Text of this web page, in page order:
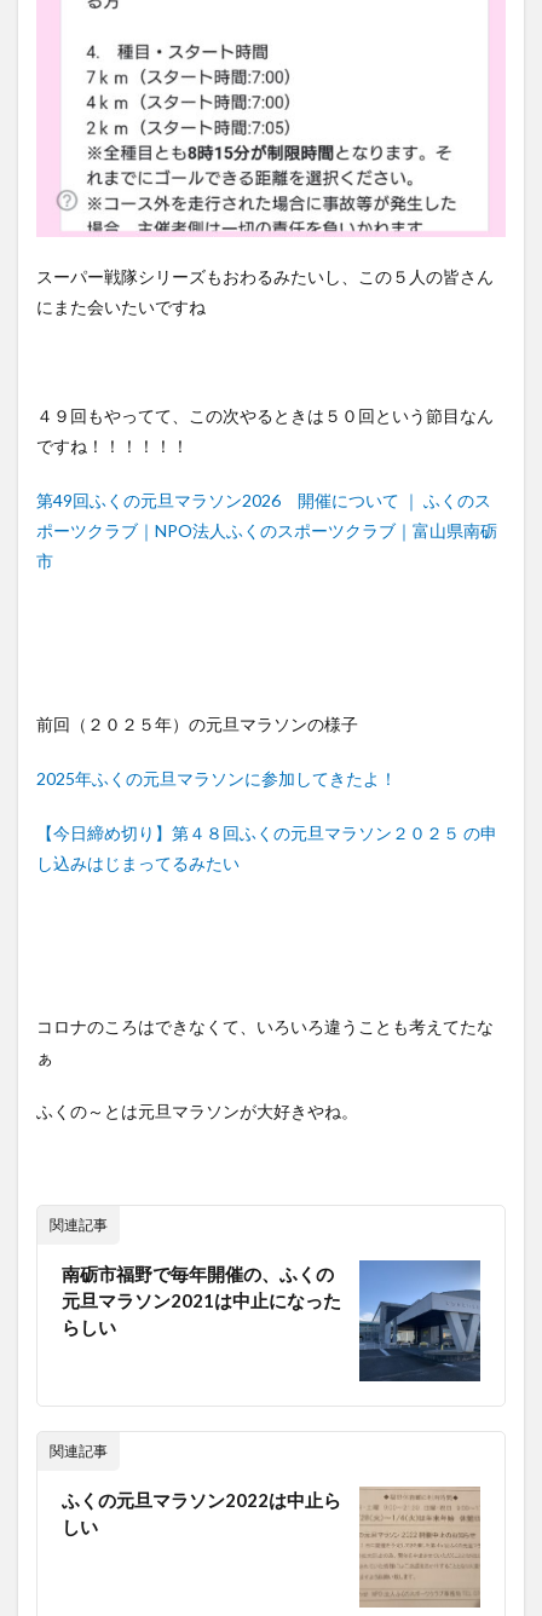
スーパー戦隊シリーズもおわるみたいし、この５人の皆さん
にまた会いたいですね
４９回もやってて、この次やるときは５０回という節目なん
ですね！！！！！！
第49回ふくの元旦マラソン2026 開催について ｜ ふくのス
ポーツクラブ｜NPO法人ふくのスポーツクラブ｜富山県南砺
市
前回（２０２５年）の元旦マラソンの様子
2025年ふくの元旦マラソンに参加してきたよ！
【今日締め切り】第４８回ふくの元旦マラソン２０２５ の申
し込みはじまってるみたい
コロナのころはできなくて、いろいろ違うことも考えてたな
ぁ
ふくの～とは元旦マラソンが大好きやね。
関連記事
南砺市福野で毎年開催の、ふくの
元旦マラソン2021は中止になった
らしい
関連記事
ふくの元旦マラソン2022は中止ら
しい